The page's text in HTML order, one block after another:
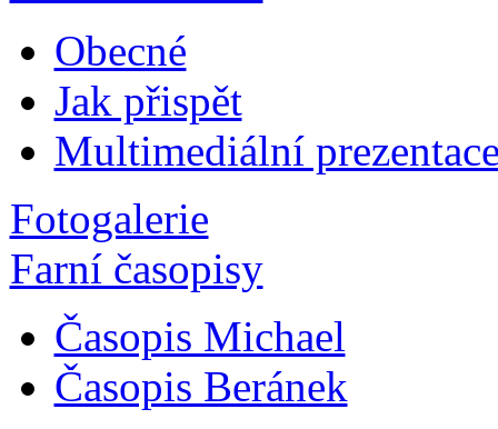
Obecné
Jak přispět
Multimediální
Fotogalerie
Farní časopisy
Časopis Michael
Časopis Beránek